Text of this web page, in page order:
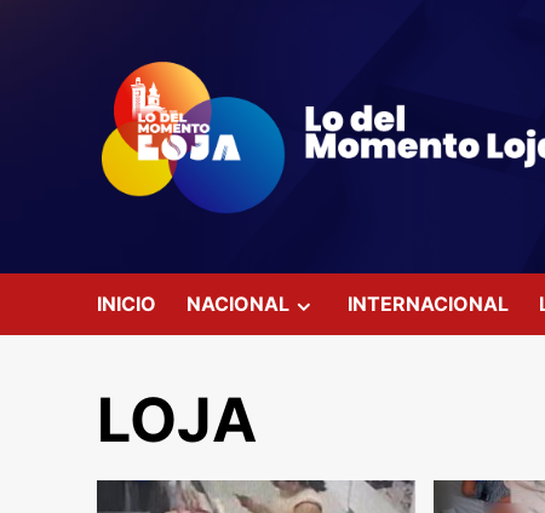
INICIO NACIONAL INTERNACIONAL
LOJA